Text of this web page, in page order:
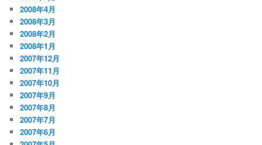
2008年4月
2008年3月
2008年2月
2008年1月
2007年12月
2007年11月
2007年10月
2007年9月
2007年8月
2007年7月
2007年6月